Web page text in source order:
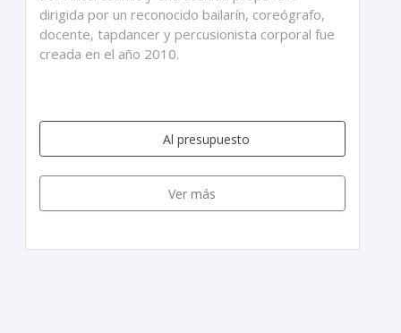
dirigida por un reconocido bailarín, coreógrafo,
docente, tapdancer y percusionista corporal fue
creada en el año 2010.
Al presupuesto
Ver más